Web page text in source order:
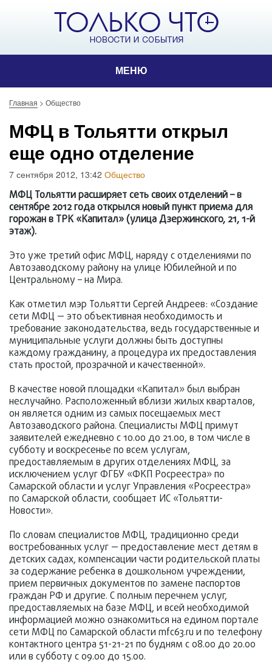
МЕНЮ
Главная > Общество
МФЦ в Тольятти открыл
еще одно отделение
7 сентября 2012, 13:42 Общество
МФЦ Тольятти расширяет сеть своих отделений – в
сентябре 2012 года открылся новый пункт приема для
горожан в ТРК «Капитал» (улица Дзержинского, 21, 1-й
этаж).
Это уже третий офис МФЦ, наряду с отделениями по
Автозаводскому району на улице Юбилейной и по
Центральному – на Мира.
Как отметил мэр Тольятти Сергей Андреев: «Создание
сети МФЦ — это объективная необходимость и
требование законодательства, ведь государственные и
муниципальные услуги должны быть доступны
каждому гражданину, а процедура их предоставления
стать простой, прозрачной и качественной».
В качестве новой площадки «Капитал» был выбран
неслучайно. Расположенный вблизи жилых кварталов,
он является одним из самых посещаемых мест
Автозаводского района. Специалисты МФЦ примут
заявителей ежедневно с 10.00 до 21.00, в том числе в
субботу и воскресенье по всем услугам,
предоставляемым в других отделениях МФЦ, за
исключением услуг ФГБУ «ФКП Росреестра» по
Самарской области и услуг Управления «Росреестра»
по Самарской области, сообщает ИС «Тольятти-
Новости».
По словам специалистов МФЦ, традиционно среди
востребованных услуг — предоставление мест детям в
детских садах, компенсации части родительской платы
за содержание ребенка в дошкольном учреждении,
прием первичных документов по замене паспортов
граждан РФ и другие. С полным перечнем услуг,
предоставляемых на базе МФЦ, и всей необходимой
информацией можно ознакомиться на едином портале
сети МФЦ по Самарской области mfc63.ru и по телефону
контактного центра 51-21-21 по будням с 08.00 до 20.00
или в субботу с 09.00 до 15.00.